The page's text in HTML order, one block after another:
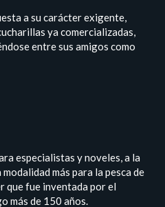
a su carácter exigente,
ya comercializadas,
entre sus amigos como
especialistas y noveles, a la
más para la pesca de
que fue inventada por el
más de 150 años.